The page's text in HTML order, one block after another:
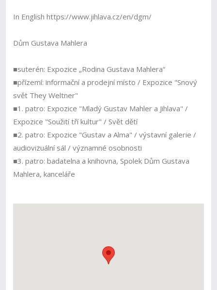
In English https://www.jihlava.cz/en/dgm/
Dům Gustava Mahlera
■suterén: Expozice „Rodina Gustava Mahlera“
■přízemí: informační a prodejní místo / Expozice "Snový
svět They Weltner"
■1. patro: Expozice "Mladý Gustav Mahler a Jihlava" /
Expozice "Soužití tří kultur" / Svět dětí
■2. patro: Expozice "Gustav a Alma" / výstavní galerie /
audiovizuální sál / významné osobnosti
■3. patro: badatelna a knihovna, Spolek Dům Gustava
Mahlera, kanceláře